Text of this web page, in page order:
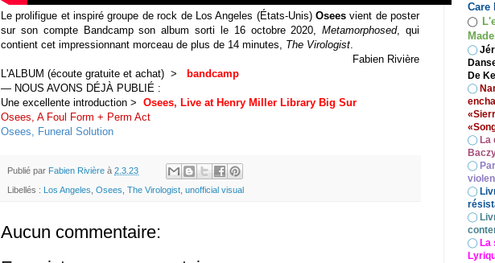
Le prolifigue et inspiré groupe de rock de Los Angeles (États-Unis) Oseesvient de poster
sur son compte Bandcamp son album sorti le 16 octobre 2020, Metamorphosed, qui
contient cet impressionnant morceau de plus de 14 minutes, The Virologist.
Fabien Rivière
L'ALBUM (écoute gratuite et achat) >
bandcamp
— NOUS AVONS DÉJÀ PUBLIÉ :
Une excellente introduction > Osees, Live at Henry Miller Library Big Sur
Osees, A Foul Form + Perm Act
Osees, Funeral Solution
Publié par Fabien Rivière à 2.3.23
Libellés : Los Angeles, Osees, The Virologist, unofficial visual
Aucun commentaire:
Care
◯
◯
De
◯
◯ La
◯
◯
◯
◯ La